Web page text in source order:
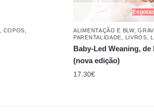
COPOS,
ALIMENTAÇÃO E BLW,
PARENTALIDADE
LIVROS
Baby-Led Weaning, de
(nova edição)
17.30€